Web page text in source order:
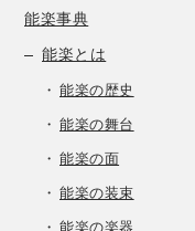
能楽事典
能楽とは
能楽の歴史
能楽の舞台
能楽の面
能楽の装束
能楽の楽器